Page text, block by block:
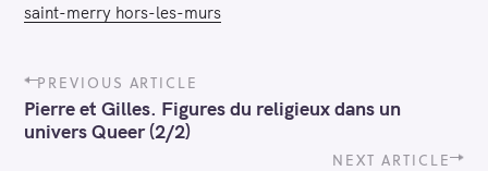
saint-merry hors-les-murs
P
o
s
t
PREVIOUS ARTICLE
Pierre et Gilles. Figures du religieux dans un
univers Queer (2/2)
NEXT ARTICLE